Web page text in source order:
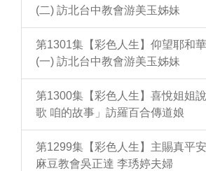
(二) 訪北台中教會游美玉姊妹
第1301集【彩色人生】仰望耶和
(一) 訪北台中教會游美玉姊妹
第1300集【彩色人生】喜悅姐姐
歌 咱的故事」訪羅百合傳道娘
第1299集【彩色人生】主賜真平
麻豆教會吳正達 李琇婷夫婦